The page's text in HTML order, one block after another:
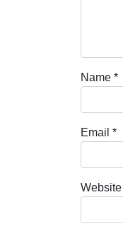
Name *
Email *
Website